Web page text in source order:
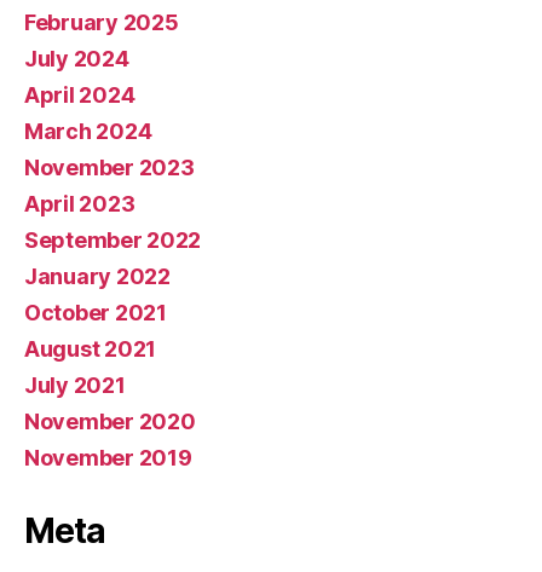
February 2025
July 2024
April 2024
March 2024
November 2023
April 2023
September 2022
January 2022
October 2021
August 2021
July 2021
November 2020
November 2019
Meta